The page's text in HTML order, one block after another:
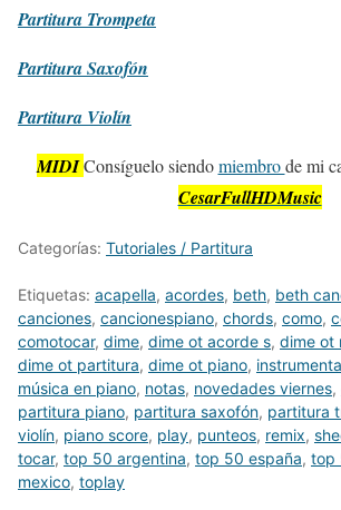
Partitura Trompeta
PartituraSaxofón
Partitura Violín
MIDI Consíguelo siendomiembrode mi
CesarFullHDMusic
Categorías: Tutoriales / Partitura
Etiquetas: acapella, acordes, beth, beth
canciones, cancionespiano, chords, como,
comotocar, dime, dime ot acorde s, dime ot
dime ot partitura, dime ot piano,
música en piano, notas, novedades viernes,
partitura piano, partitura saxofón, partitura
violín, piano score, play, punteos, remix,
tocar, top 50 argentina, top 50 españa, top
mexico, toplay